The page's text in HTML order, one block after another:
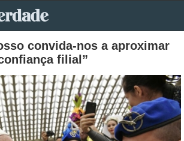
convida-nos a aproximar
filial”